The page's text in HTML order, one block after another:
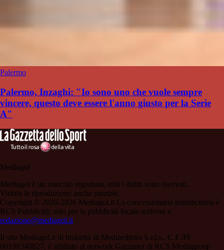
Palermo
Palermo, Inzaghi: "Io sono uno che vuole sempre
vincere, questo deve essere l'anno giusto per la Serie
A"
Mediagol
Mediagol è un marchio registrato, tutti i diritti sono riservati.
Vietata la riproduzione anche parziale.
Copyright © 2020-2026 Mediagol.it La concessionaria pubblicitaria è
RCS Pubblicità; solo per la pubblicità locale scrivere a
redazione@mediagol.it
Il sito Mediagol.it di titolarità di Mediaeditors S.r.l.s., C.F./PI
06198340827, è affiliato al network Gazzanet di RCS Mediagroup